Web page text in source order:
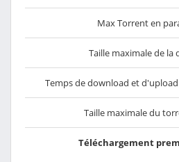
Max Torrent en
Taille maximale de la
Temps de download et
Taille maximale du
Téléchargement